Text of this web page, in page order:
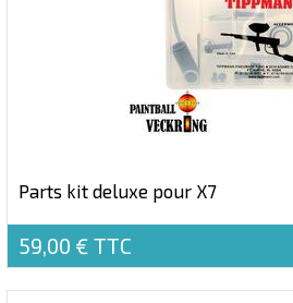
Parts kit deluxe pour X7
59,00 € TTC